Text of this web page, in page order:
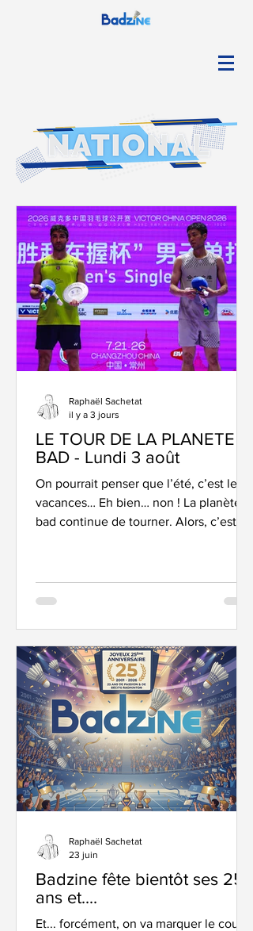
LE TOUR DE LA PLANETE
BAD - Lundi 3 août
On pourrait penser que l’été, c’est les
vacances… Eh bien… non ! La planète
bad continue de tourner. Alors, c’est
« télézizion », on en a parlé tout plein
. Bon, voilà, on revient dessus : il y a dix
jours, Tomi Popov devenait le premier
simple homme français à s’inviter en
finale d’
Raphaël Sachetat
il y a 3 jours
Badzine fête bientôt ses 25
ans et....
Et... forcément, on va marquer le coup !
Raphaël Sachetat
23 juin